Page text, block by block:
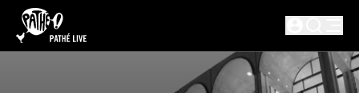
PASSER AU CONTENU PRINCIPAL